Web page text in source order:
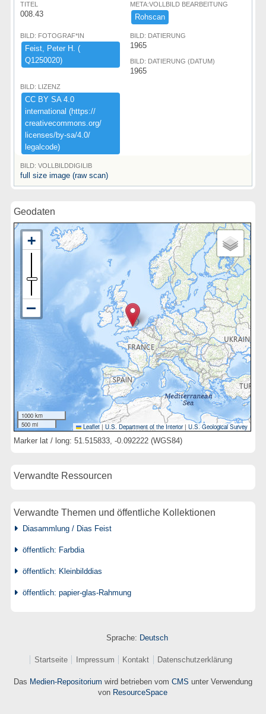
TITEL
008.43
META:VOLLBILD BEARBEITUNG
Rohscan
BILD: FOTOGRAF*IN
Feist,​ ​Peter ​H.​ ​(​
Q1250020)​
BILD: DATIERUNG
1965
BILD: DATIERUNG (DATUM)
1965
BILD: LIZENZ
CC ​BY ​SA ​4.​0 ​
international ​(​https:​/​/​
creativecommons.​org/​
licenses/​by-​sa/​4.​0/​
legalcode)​
BILD: VOLLBILDDIGILIB
full size image (raw scan)
Geodaten
1000 km
500 mi
Leaflet | U.S. Department of the Interior|U.S. Geological Survey
Marker lat / long: 51.515833, -0.092222 (WGS84)
Verwandte Ressourcen
Verwandte Themen und öffentliche Kollektionen
Diasammlung / Dias Feist
öffentlich: Farbdia
öffentlich: Kleinbilddias
öffentlich: papier-glas-Rahmung
Sprache: Deutsch
Startseite Impressum Kontakt Datenschutzerklärung
Das Medien-Repositorium wird betrieben vom CMS unter Verwendung
von ResourceSpace